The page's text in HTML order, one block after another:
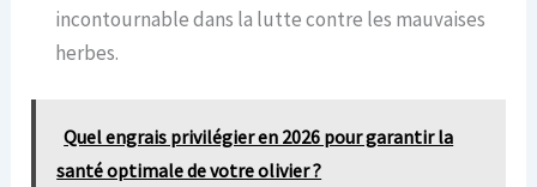
incontournable dans la lutte contre les mauvaises
herbes.
Quel engrais privilégier en 2026 pour garantir la
santé optimale de votre olivier ?